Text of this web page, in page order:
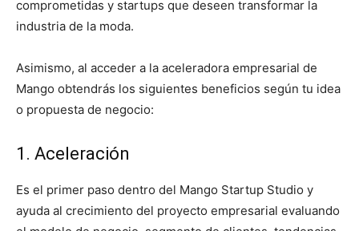
comprometidas y startups que deseen transformar la
industria de la moda.
Asimismo, al acceder a la aceleradora empresarial de
Mango obtendrás los siguientes beneficios según tu idea
o propuesta de negocio:
1. Aceleración
Es el primer paso dentro del Mango Startup Studio y
ayuda al crecimiento del proyecto empresarial evaluando